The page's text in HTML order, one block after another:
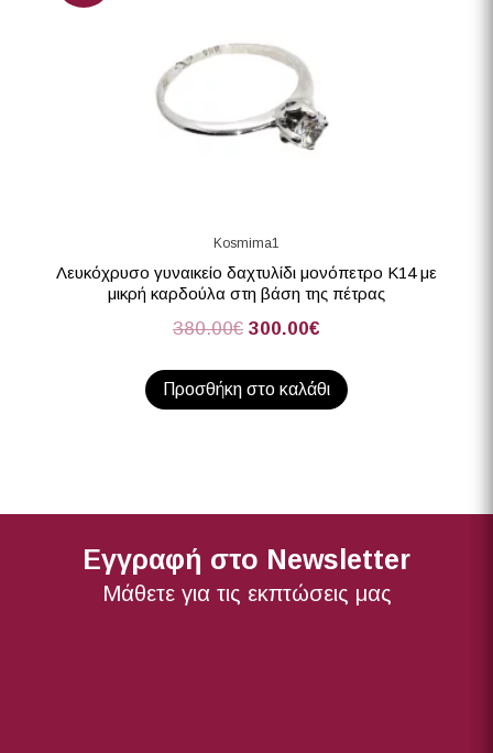
Kosmima1
Λευκόχρυσο γυναικείο δαχτυλίδι μονόπετρο Κ14 με
μικρή καρδούλα στη βάση της πέτρας
380.00€ 300.00€
Προσθήκη στο καλάθι
Εγγραφή στο Newsletter
Μάθετε για τις εκπτώσεις μας